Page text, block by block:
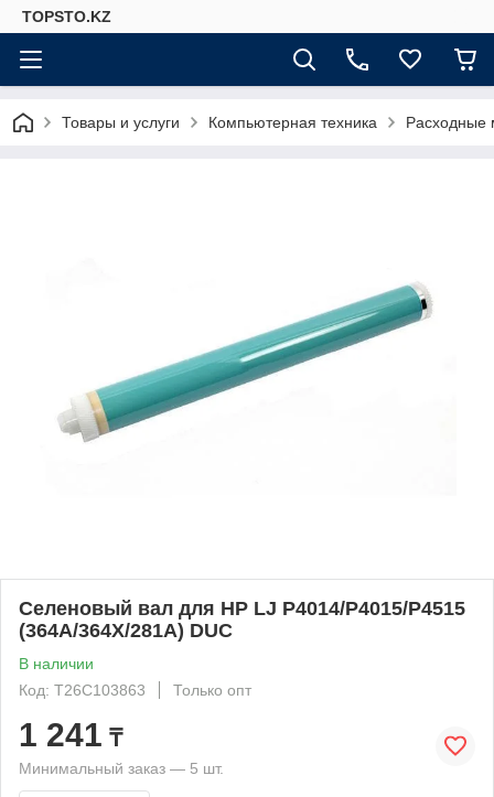
TOPSTO.KZ
Товары и услуги Компьютерная техника Расходные
Селеновый вал для HP LJ P4014/P4015/P4515
(364A/364X/281A) DUC
В наличии
Код: T26C103863
Только опт
1 241 ₸
Минимальный заказ — 5 шт.